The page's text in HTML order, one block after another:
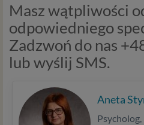
Masz wątpliwości
odpowiedniego
Zadzwoń do nas
lub wyślij SMS.
Aneta